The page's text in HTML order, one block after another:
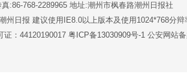
:86-768-2289965 地址:潮州市枫春路潮州日报社
州日报 建议使用IE8.0以上版本及使用1024*768分
证：44120190017 粤ICP备13030909号-1 公安网站